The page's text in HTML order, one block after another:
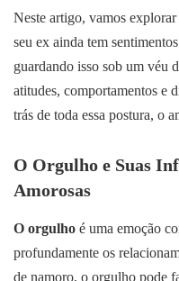
Neste artigo, vamos
seu ex ainda tem
guardando isso sob um véu
atitudes, comportamentos e
trás de toda essa postura, o
O Orgulho e Suas
Amorosas
O orgulho é uma emoção
profundamente os